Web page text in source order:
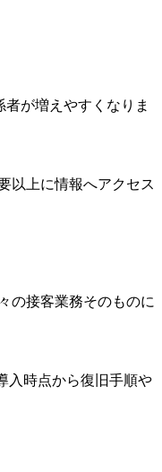
が増えやすくなりま
以上に情報へアクセス
の接客業務そのものに
入時点から復旧手順や